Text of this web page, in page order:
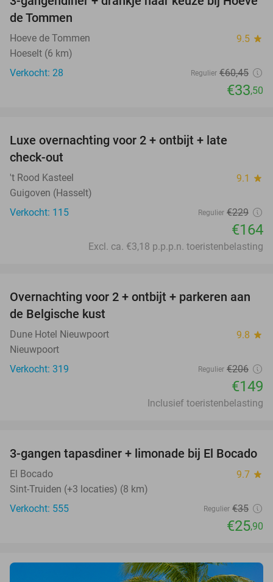
45%
de Tommen
Hoeve de Tommen 9.5 star
Hoeselt (6 km)
Verkocht: 28
Regulier €60,45
€33,50
Luxe overnachting voor 2 + ontbijt + late
check-out
't Rood Kasteel 9.1 star
Guigoven (Hasselt)
Verkocht: 115
Regulier €229
€164
Excl. ca. €3,18 p.p.p.n. toeristenbelasting
28%
Overnachting voor 2 + ontbijt + parkeren aan
de Belgische kust
Dune Hotel Nieuwpoort 9.8 star
Nieuwpoort
Verkocht: 319
Regulier €206
€149
Inclusief toeristenbelasting
26%
3-gangen tapasdiner + limonade bij El Bocado
El Bocado 9.7 star
Sint-Truiden (+3 locaties) (8 km)
Verkocht: 555
Regulier €35
€25,90